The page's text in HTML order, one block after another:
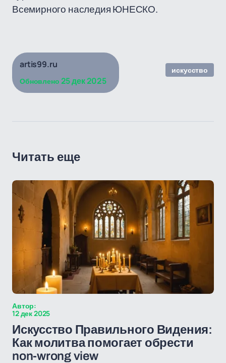
Всемирного наследия ЮНЕСКО.
artis99.ru
Обновлено 25 дек 2025
искусство
Читать еще
Автор:
12 дек 2025
Искусство Правильного Видения:
Как молитва помогает обрести
non-wrong view